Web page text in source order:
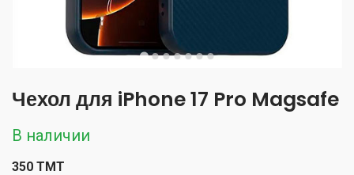
Чехол для iPhone 17 Pro Magsafe
В наличии
350 TMT